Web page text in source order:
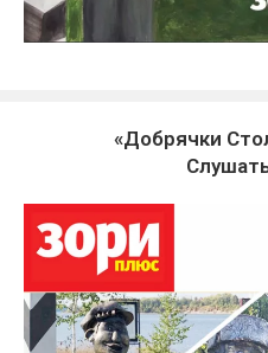
«Добрячки